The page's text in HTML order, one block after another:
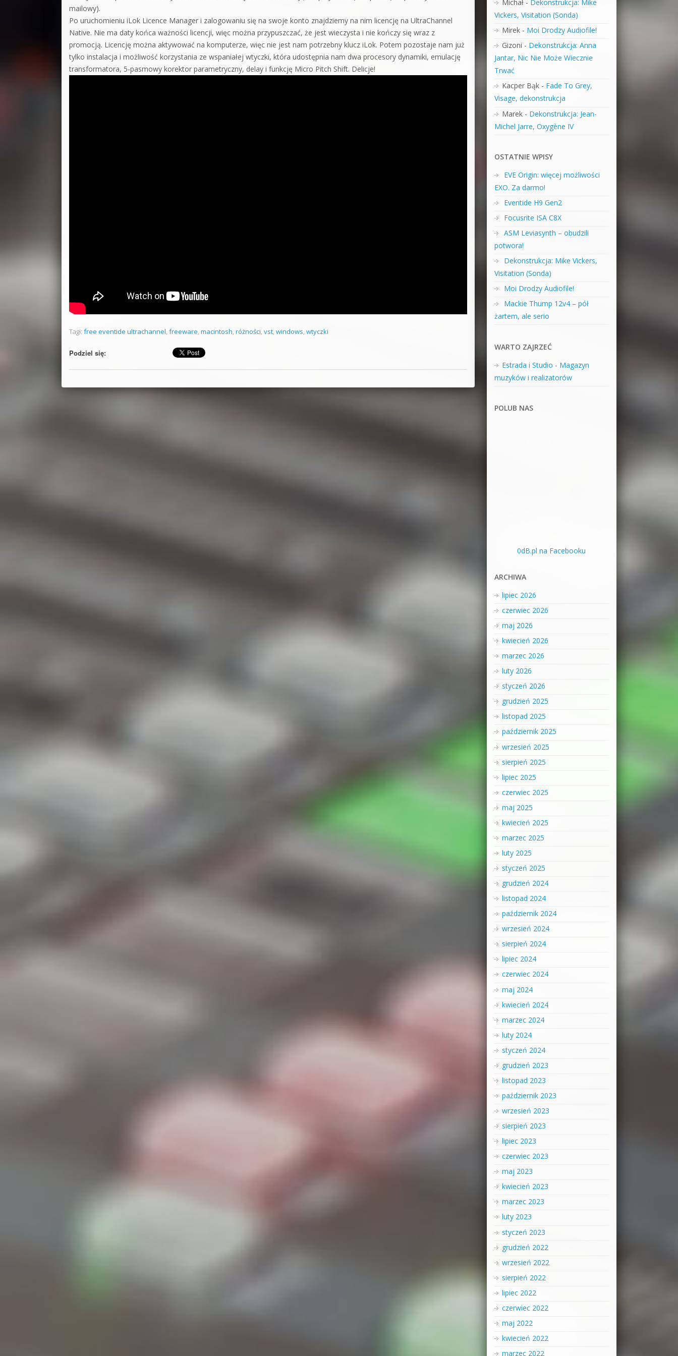
mailowy).
Po uruchomieniu iLok Licence Manager i zalogowaniu się na swoje konto znajdziemy na nim licencję na UltraChannel
Native. Nie ma daty końca ważności licencji, więc można przypuszczać, że jest wieczysta i nie kończy się wraz z
promocją. Licencję można aktywować na komputerze, więc nie jest nam potrzebny klucz iLok. Potem pozostaje nam już
tylko instalacja i możliwość korzystania ze wspaniałej wtyczki, która udostępnia nam dwa procesory dynamiki, emulację
transformatora, 5-pasmowy korektor parametryczny, delay i funkcję Micro Pitch Shift. Delicje!
Tagi: free eventide ultrachannel, freeware, macintosh, różności, vst, windows, wtyczki
Podziel się:
Michał- Dekonstrukcja: Mike
Vickers, Visitation (Sonda)
Mirek- Moi Drodzy Audiofile!
Gizoni - Dekonstrukcja: Anna
Jantar, Nic Nie Może Wiecznie
Trwać
Kacper Bąk- Fade To Grey,
Visage, dekonstrukcja
Marek- Dekonstrukcja: Jean-
Michel Jarre, Oxygène IV
OSTATNIE WPISY
EVE Origin: więcej możliwości
EXO. Za darmo!
Eventide H9 Gen2
Focusrite ISA C8X
ASM Leviasynth – obudzili
potwora!
Dekonstrukcja: Mike Vickers,
Visitation (Sonda)
Moi Drodzy Audiofile!
Mackie Thump 12v4 – pół
żartem, ale serio
WARTO ZAJRZEĆ
Estrada i Studio - Magazyn
muzyków i realizatorów
POLUB NAS
0dB.pl na Facebooku
ARCHIWA
lipiec 2026
czerwiec 2026
maj 2026
kwiecień 2026
marzec 2026
luty 2026
styczeń 2026
grudzień 2025
listopad 2025
październik 2025
wrzesień 2025
sierpień 2025
lipiec 2025
czerwiec 2025
maj 2025
kwiecień 2025
marzec 2025
luty 2025
styczeń 2025
grudzień 2024
listopad 2024
październik 2024
wrzesień 2024
sierpień 2024
lipiec 2024
czerwiec 2024
maj 2024
kwiecień 2024
marzec 2024
luty 2024
styczeń 2024
grudzień 2023
listopad 2023
październik 2023
wrzesień 2023
sierpień 2023
lipiec 2023
czerwiec 2023
maj 2023
kwiecień 2023
marzec 2023
luty 2023
styczeń 2023
grudzień 2022
wrzesień 2022
sierpień 2022
lipiec 2022
czerwiec 2022
maj 2022
kwiecień 2022
marzec 2022